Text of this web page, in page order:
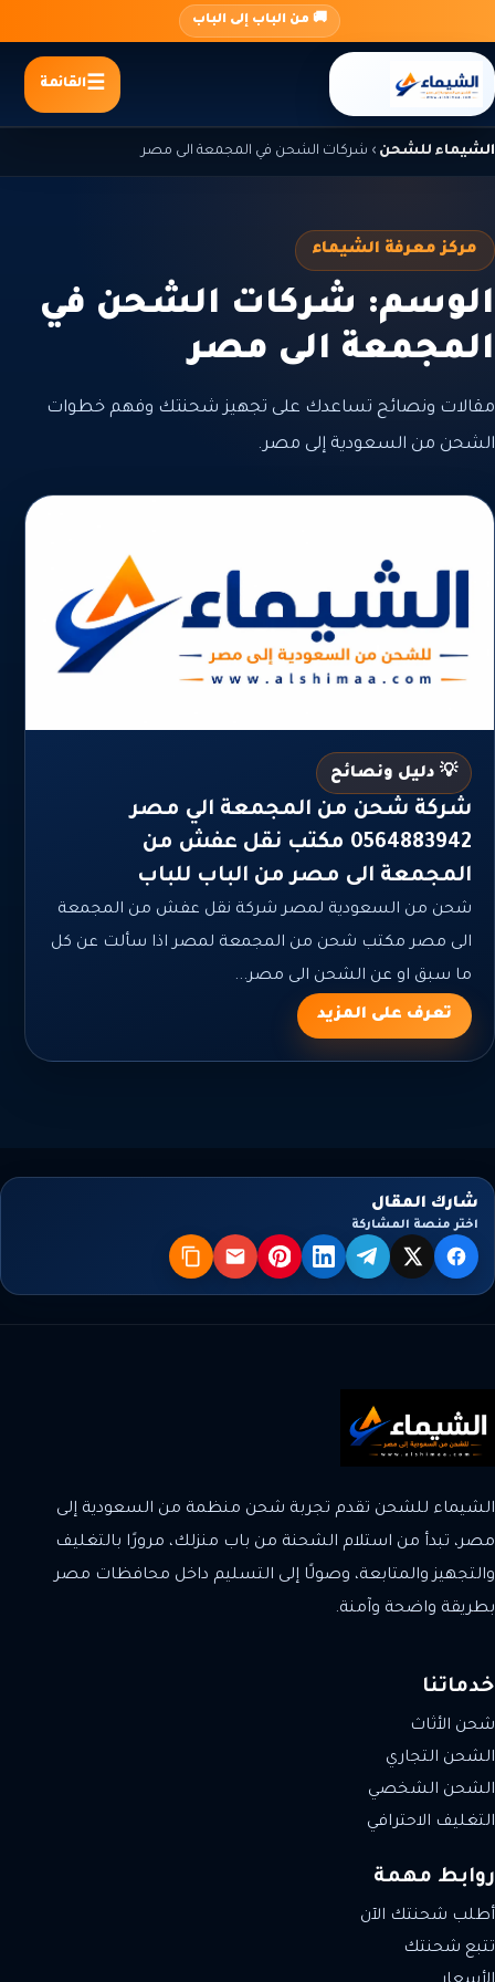
المحتوى
🚚 من الباب إلى الباب
القائمة
الشيماء للشحن › شركات الشحن في المجمعة الى مصر
مركز معرفة الشيماء
الوسم: شركات الشحن في
المجمعة الى مصر
مقالات ونصائح تساعدك على تجهيز شحنتك وفهم خطوات
الشحن من السعودية إلى مصر.
💡 دليل ونصائح
شركة شحن من المجمعة الي مصر
0564883942 مكتب نقل عفش من
المجمعة الى مصر من الباب للباب
شحن من السعودية لمصر شركة نقل عفش من المجمعة
الى مصر مكتب شحن من المجمعة لمصر اذا سألت عن كل
ما سبق او عن الشحن الى مصر...
تعرف على المزيد
شارك المقال
اختر منصة المشاركة
فيسبوك
X تيليجراملينكدإنبنترستالبريد نسخ
الشيماء للشحن تقدم تجربة شحن منظمة من السعودية إلى
مصر، تبدأ من استلام الشحنة من باب منزلك، مرورًا بالتغليف
والتجهيز والمتابعة، وصولًا إلى التسليم داخل محافظات مصر
بطريقة واضحة وآمنة.
خدماتنا
شحن الأثاث
الشحن التجاري
الشحن الشخصي
التغليف الاحترافي
روابط مهمة
أطلب شحنتك الآن
تتبع شحنتك